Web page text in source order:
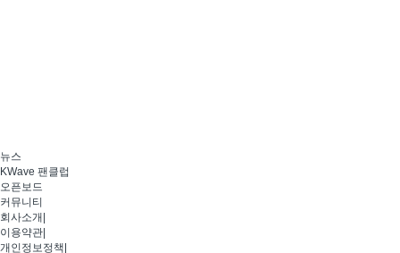
뉴스
KWave 팬클럽
오픈보드
커뮤니티
회사소개
이용약관
개인정보정책